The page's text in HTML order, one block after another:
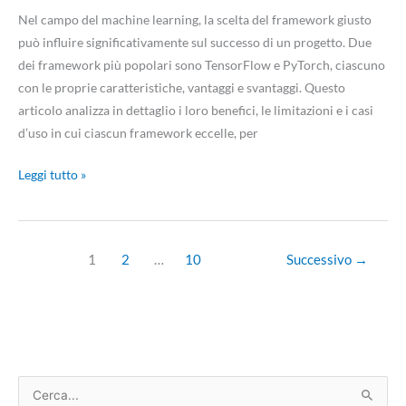
Nel campo del machine learning, la scelta del framework giusto
può influire significativamente sul successo di un progetto. Due
dei framework più popolari sono TensorFlow e PyTorch, ciascuno
con le proprie caratteristiche, vantaggi e svantaggi. Questo
articolo analizza in dettaglio i loro benefici, le limitazioni e i casi
d’uso in cui ciascun framework eccelle, per
Leggi tutto »
1 2 … 10 Successivo →